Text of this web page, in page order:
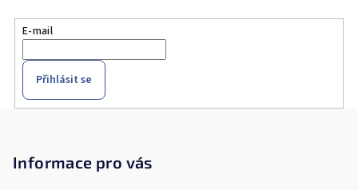
E-mail
Přihlásit se
Informace pro vás